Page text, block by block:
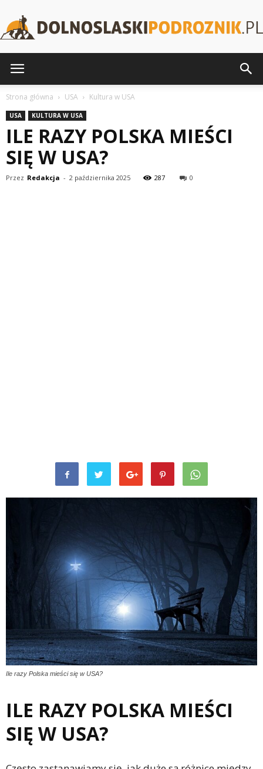
Strona główna USA Kultura w USA
USA KULTURA W USA
ILE RAZY POLSKA MIEŚCI
SIĘ W USA?
Przez Redakcja - 2 października 2025 287 0
Ile razy Polska mieści się w USA?
ILE RAZY POLSKA MIEŚCI
SIĘ W USA?